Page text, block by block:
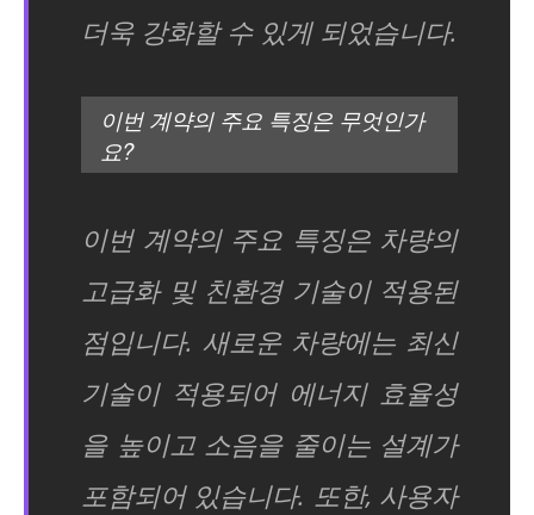
더욱 강화할 수 있게 되었습니다.
이번 계약의 주요 특징은 무엇인가
요?
이번 계약의 주요 특징은 차량의
고급화 및 친환경 기술이 적용된
점입니다. 새로운 차량에는 최신
기술이 적용되어 에너지 효율성
을 높이고 소음을 줄이는 설계가
포함되어 있습니다. 또한, 사용자